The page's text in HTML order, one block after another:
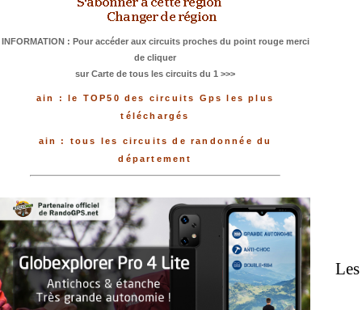
INFORMATION : Pour accéder aux circuits proches du point rouge merci
de cliquer
sur Carte de tous les circuits du 1 >>>
ain : le TOP50 des circuits Gps les plus
téléchargés
ain : tous les circuits de randonnée du
département